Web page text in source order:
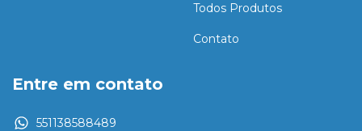
Todos Produtos
Contato
Entre em contato
551138588489